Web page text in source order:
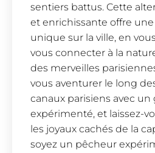
sentiers battus. Cette
et enrichissante offre
unique sur la ville, en
vous connecter à la
des merveilles
vous aventurer le long
canaux parisiens avec
expérimenté, et laissez-
les joyaux cachés de la
soyez un pêcheur